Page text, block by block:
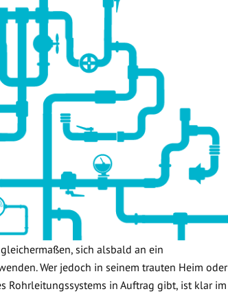
sich alsbald an ein
Wer jedoch in seinem trauten Heim oder
Rohrleitungssystems in Auftrag gibt, ist klar im